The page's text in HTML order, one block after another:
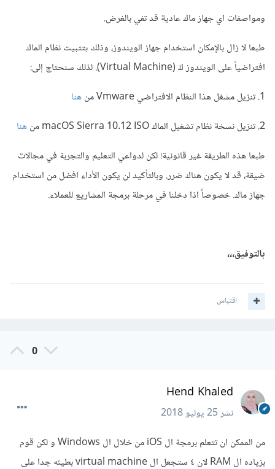
ومواصفات اي جهاز ماك عادية قد تفي بالغرض.
طبعا لا زال بالإمكان استخدام جهاز الويندوز، وذلك بتثبيت نظام الماك
افتراضياً على الويندوز كَ (Virtual Machine). لذلك سنحتاج إلى:
1. تنزيل مشغل هذا النظام الافتراضي Vmware من
هنا
2. تنزيل نسخة نظام تشغيل الماك macOS Sierra 10.12 ISO من
هنا
طبعا هذه الطريقة غير قانونية! لكن لدواعي التعليم والتجربة في مجالات
ضيقة، قد لا يكون هناك ضرر. وبالتأكيد لن يكون الأداء افضل من استخدام
جهاز ماك. خصوصاً اذا دخلنا في مرحلة برمجة المشاريع للعملاء.
بالتوفيق،،،
اقتباس
0
Hend Khaled
نشر25 يوليو 2018
من الممكن ان تتعلم برمجة ال iOS من خلال ال Windows و لكن قوم
بزياده ال RAM لان ٤ ستجعل ال virtual machine بطيئه جدا على